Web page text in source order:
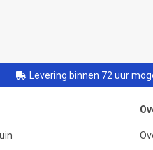
Levering binnen 72 uur